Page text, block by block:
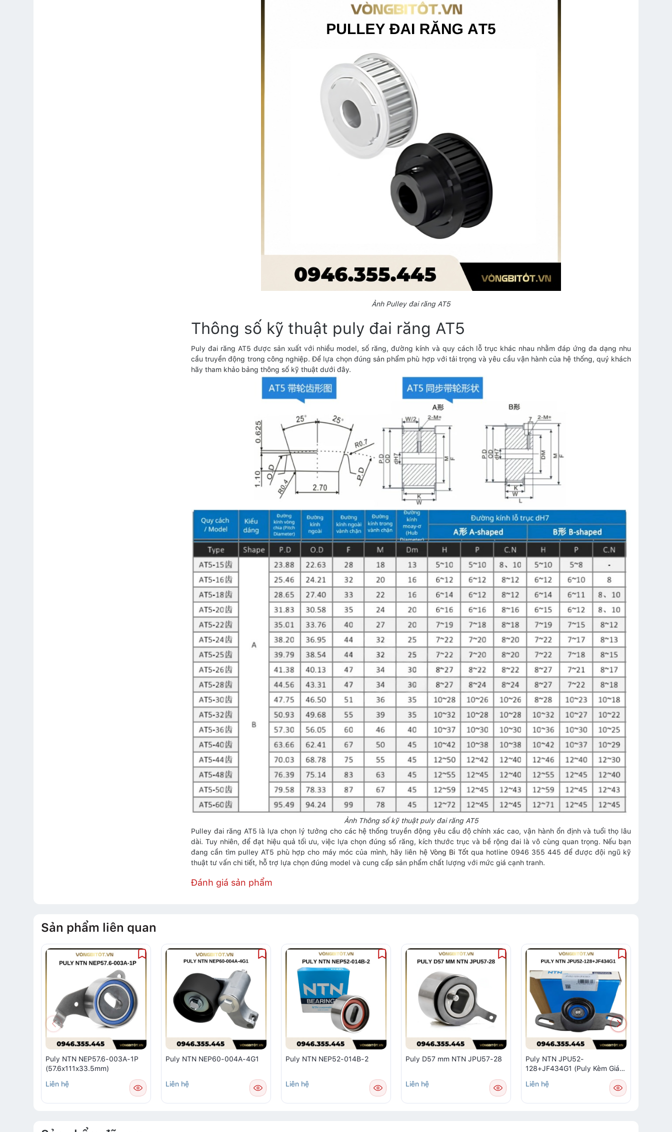
Ảnh Pulley đai răng AT5
Thông số kỹ thuật puly đai răng AT5
Puly đai răng AT5 được sản xuất với nhiều model, số răng, đường kính và quy cách lỗ trục khác nhau nhằm đáp ứng đa dạng nhu
cầu truyền động trong công nghiệp. Để lựa chọn đúng sản phẩm phù hợp với tải trọng và yêu cầu vận hành của hệ thống, quý khách
hãy tham khảo bảng thông số kỹ thuật dưới đây.
Ảnh Thông số kỹ thuật puly đai răng AT5
Pulley đai răng AT5 là lựa chọn lý tưởng cho các hệ thống truyền động yêu cầu độ chính xác cao, vận hành ổn định và tuổi thọ lâu
dài. Tuy nhiên, để đạt hiệu quả tối ưu, việc lựa chọn đúng số răng, kích thước trục và bề rộng đai là vô cùng quan trọng. Nếu bạn
đang cần tìm pulley AT5 phù hợp cho máy móc của mình, hãy liên hệ Vòng Bi Tốtqua hotline 0946 355 445 để được đội ngũ kỹ
thuật tư vấn chi tiết, hỗ trợ lựa chọn đúng model và cung cấp sản phẩm chất lượng với mức giá cạnh tranh.
Đánh giá sản phẩm
Sản phẩm liên quan
Puly NTN NEP57.6-003A-1P
(57.6x111x33.5mm)
Liên hệ
Puly NTN NEP60-004A-4G1
Liên hệ
Puly NTN NEP52-014B-2
Liên hệ
Puly D57 mm NTN JPU57-28
Liên hệ
Puly NTN JPU52-
128+JF434G1 (Puly Kèm Giá
Liên hệ